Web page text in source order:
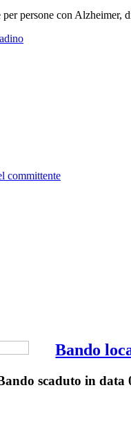
per persone con Alzheimer,
committente
Bando
scaduto in data